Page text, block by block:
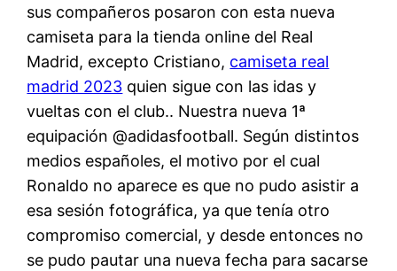
sus compañeros posaron con esta nueva
camiseta para la tienda online del Real
Madrid, excepto Cristiano, camiseta real
madrid 2023 quien sigue con las idas y
vueltas con el club.. Nuestra nueva 1ª
equipación @adidasfootball. Según distintos
medios españoles, el motivo por el cual
Ronaldo no aparece es que no pudo asistir a
esa sesión fotográfica, ya que tenía otro
compromiso comercial, y desde entonces no
se pudo pautar una nueva fecha para sacarse